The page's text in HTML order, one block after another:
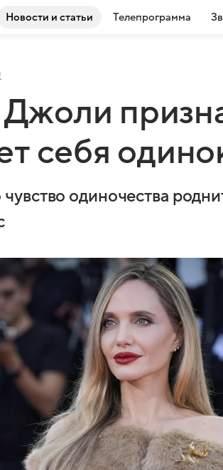
Новости и статьи Телепрограмма
себя
чувство одиночества